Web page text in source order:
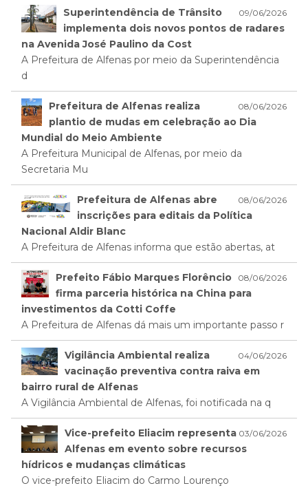
09/06/2026
Superintendência de Trânsito
implementa dois novos pontos de radares
na Avenida José Paulino da Cost
A Prefeitura de Alfenas por meio da Superintendência
d
08/06/2026
Prefeitura de Alfenas realiza
plantio de mudas em celebração ao Dia
Mundial do Meio Ambiente
A Prefeitura Municipal de Alfenas, por meio da
Secretaria Mu
08/06/2026
Prefeitura de Alfenas abre
inscrições para editais da Política
Nacional Aldir Blanc
A Prefeitura de Alfenas informa que estão abertas, at
08/06/2026
Prefeito Fábio Marques Florêncio
firma parceria histórica na China para
investimentos da Cotti Coffe
A Prefeitura de Alfenas dá mais um importante passo r
04/06/2026
Vigilância Ambiental realiza
vacinação preventiva contra raiva em
bairro rural de Alfenas
A Vigilância Ambiental de Alfenas, foi notificada na q
03/06/2026
Vice-prefeito Eliacim representa
Alfenas em evento sobre recursos
hídricos e mudanças climáticas
O vice-prefeito Eliacim do Carmo Lourenço